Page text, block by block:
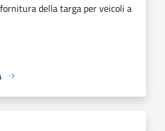
della targa per veicoli a